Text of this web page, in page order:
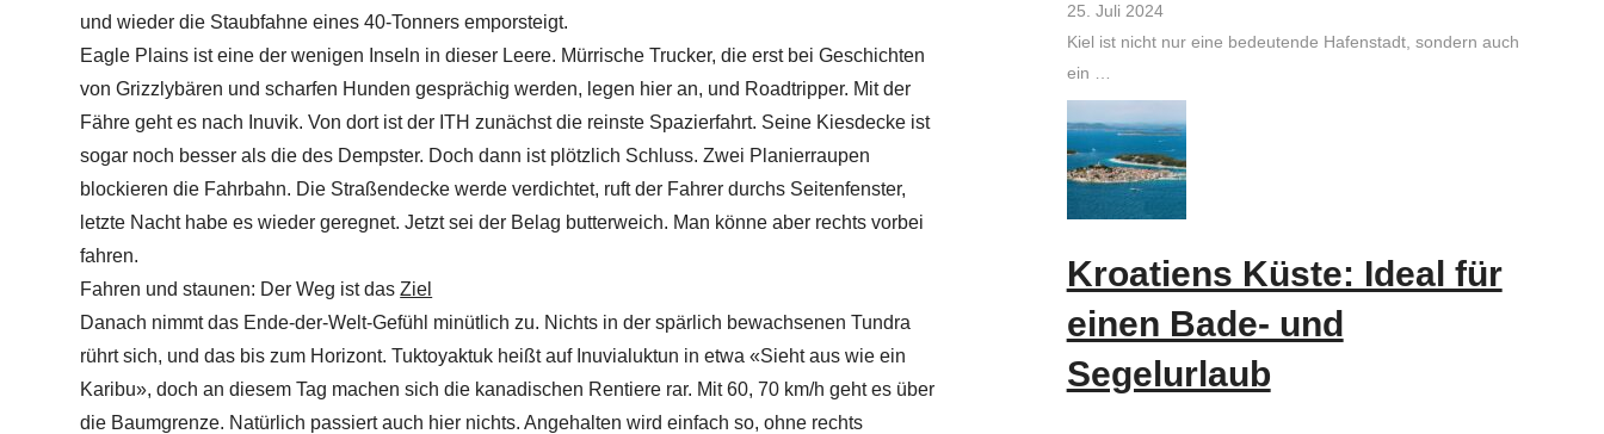
und wieder die Staubfahne eines 40-Tonners emporsteigt.
Eagle Plains ist eine der wenigen Inseln in dieser Leere. Mürrische Trucker, die erst bei Geschichten
von Grizzlybären und scharfen Hunden gesprächig werden, legen hier an, und Roadtripper. Mit der
Fähre geht es nach Inuvik. Von dort ist der ITH zunächst die reinste Spazierfahrt. Seine Kiesdecke ist
sogar noch besser als die des Dempster. Doch dann ist plötzlich Schluss. Zwei Planierraupen
blockieren die Fahrbahn. Die Straßendecke werde verdichtet, ruft der Fahrer durchs Seitenfenster,
letzte Nacht habe es wieder geregnet. Jetzt sei der Belag butterweich. Man könne aber rechts vorbei
fahren.
Fahren und staunen: Der Weg ist dasZiel
Danach nimmt das Ende-der-Welt-Gefühl minütlich zu. Nichts in der spärlich bewachsenen Tundra
rührt sich, und das bis zum Horizont. Tuktoyaktuk heißt auf Inuvialuktun in etwa «Sieht aus wie ein
Karibu», doch an diesem Tag machen sich die kanadischen Rentiere rar. Mit 60, 70 km/h geht es über
die Baumgrenze. Natürlich passiert auch hier nichts. Angehalten wird einfach so, ohne rechts
25. Juli 2024
Kiel ist nicht nur eine bedeutende Hafenstadt, sondern auch
ein …
Kroatiens Küste: Ideal für
einen Bade- und
Segelurlaub